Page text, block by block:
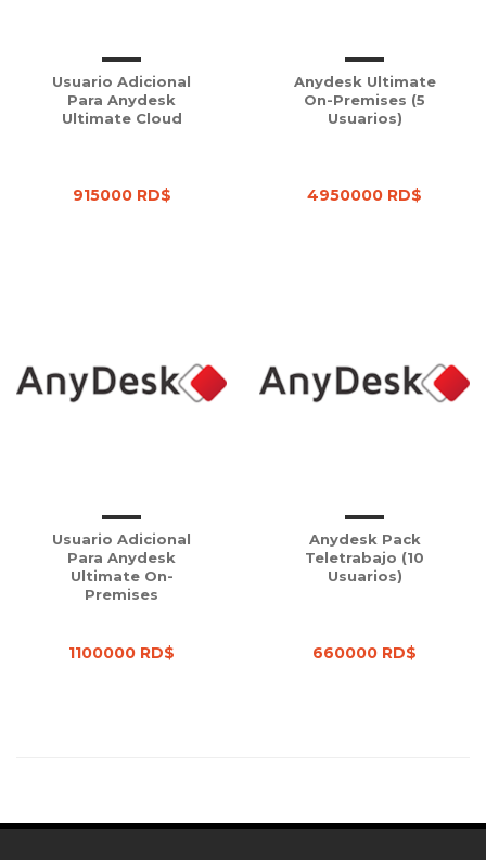
Usuario Adicional
Para Anydesk
Ultimate Cloud
915000 RD$
Anydesk Ultimate
On-Premises (5
Usuarios)
4950000 RD$
Usuario Adicional
Para Anydesk
Ultimate On-
Premises
1100000 RD$
Anydesk Pack
Teletrabajo (10
Usuarios)
660000 RD$